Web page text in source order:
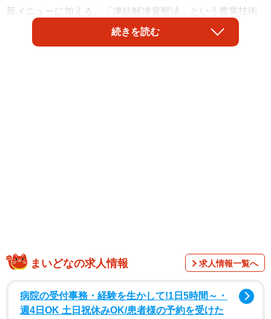
新メニューに加える。「凍結解凍覚醒法」という農業技術
でつくられた岡山県産コーヒー「にっぽんプレミアム」
（1800円）がそれ。近い将来は大都会で育った「新宿産」
コーヒー豆の原産地といえば、ブラジルなどの南米やエ
コーヒーの木は寒さに弱く、栽培するには平均気温が20度
前後が必要。そのため、日本では栽培に向かず、ほぼすべ
続きを読む
まいどなの求人情報 求人情報一覧へ
病院の受付事務・経験を生かして!1日5時間～・
週4日OK 土日祝休みOK/患者様の予約を受けた